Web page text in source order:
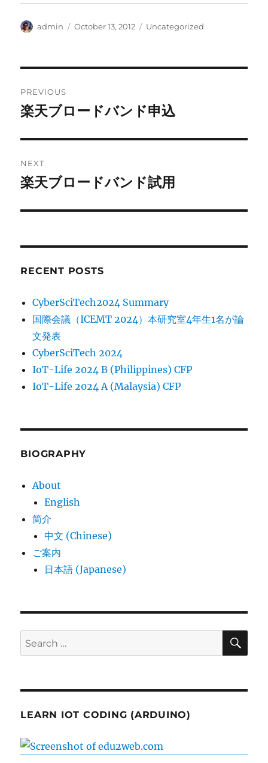
Author
admin
Posted
October 13, 2012 Categories
Uncategorized
navigation
PREVIOUS
Previous
楽天ブロードバンド申込
NEXT
Next
楽天ブロードバンド試用
RECENT POSTS
CyberSciTech2024 Summary
国際会議（ICEMT 2024）本研究室4年生1名が論
文発表
CyberSciTech 2024
IoT-Life 2024 B (Philippines) CFP
IoT-Life 2024 A (Malaysia) CFP
BIOGRAPHY
About
English
简介
中文 (Chinese)
ご案内
日本語 (Japanese)
Search
for:
LEARN IOT CODING (ARDUINO)